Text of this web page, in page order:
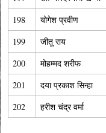
198
योगेश प्रवीण
199
जीतू राय
200
मोहम्मद शरीफ
201
दया प्रकाश सिन्हा
202
हरीश चंद्र वर्मा